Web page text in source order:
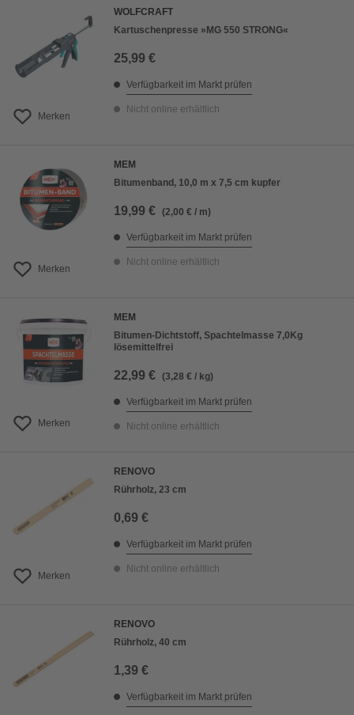
Merken
WOLFCRAFT
Kartuschenpresse »MG 550 STRONG«
25,99 €
Verfügbarkeit im Markt prüfen
Nicht online erhältlich
Merken
MEM
Bitumenband, 10,0 m x 7,5 cm kupfer
19,99 € (2,00 € / m)
Verfügbarkeit im Markt prüfen
Nicht online erhältlich
Merken
MEM
Bitumen-Dichtstoff, Spachtelmasse 7,0Kg
lösemittelfrei
22,99 € (3,28 € / kg)
Verfügbarkeit im Markt prüfen
Nicht online erhältlich
Merken
RENOVO
Rührholz, 23 cm
0,69 €
Verfügbarkeit im Markt prüfen
Nicht online erhältlich
RENOVO
Rührholz, 40 cm
1,39 €
Verfügbarkeit im Markt prüfen